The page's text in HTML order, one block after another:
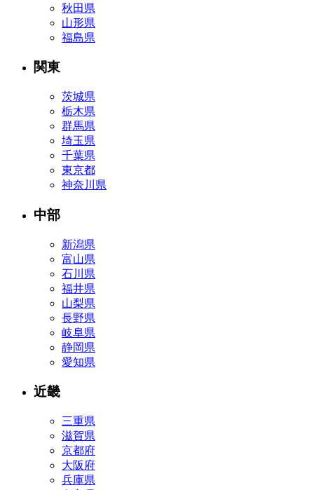
秋田県
山形県
福島県
関東
茨城県
栃木県
群馬県
埼玉県
千葉県
東京都
神奈川県
中部
新潟県
富山県
石川県
福井県
山梨県
長野県
岐阜県
静岡県
愛知県
近畿
三重県
滋賀県
京都府
大阪府
兵庫県